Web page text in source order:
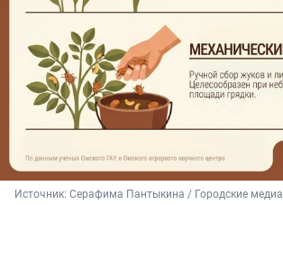
Источник: Серафима Пантыкина / Городские медиа